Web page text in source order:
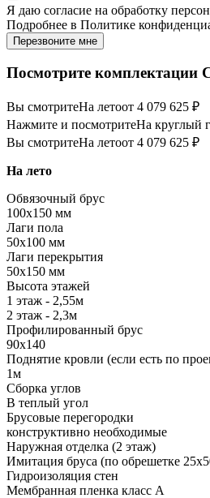
Я даю согласие на обработку
Подробнее в Политике
Перезвоните мне
Посмотрите комплектации
Вы смотритеНа летоот 4 079 625 ₽
Нажмите и посмотритеНа круглый
Вы смотритеНа летоот 4 079 625 ₽
На лето
Обвязочный брус
100х150 мм
Лаги пола
50х100 мм
Лаги перекрытия
50х150 мм
Высота этажей
1 этаж - 2,55м
2 этаж - 2,3м
Профилированный брус
90х140
Поднятие кровли (если есть по
1м
Сборка углов
В теплый угол
Брусовые перегородки
конструктивно необходимые
Наружная отделка (2 этаж)
Имитация бруса (по обрешетке
Гидроизоляция стен
Мембранная пленка класс А